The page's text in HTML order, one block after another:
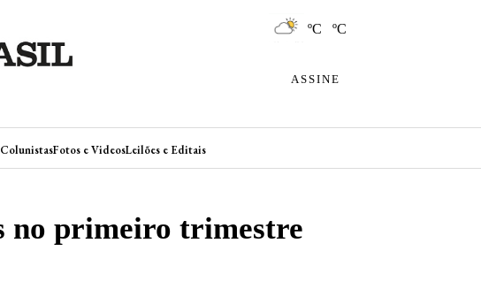
ºC ºC
ASSINE
ColunistasFotos e VideosLeilões e Editais
no primeiro trimestre